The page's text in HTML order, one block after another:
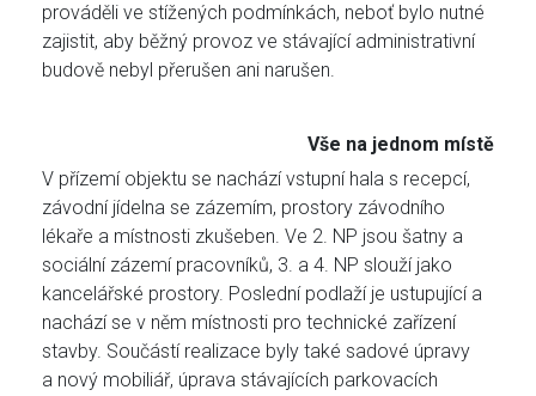
prováděli ve stížených podmínkách, neboť bylo nutné
zajistit, aby běžný provoz ve stávající administrativní
budově nebyl přerušen ani narušen.
Vše na jednom místě
V přízemí objektu se nachází vstupní hala s recepcí,
závodní jídelna se zázemím, prostory závodního
lékaře a místnosti zkušeben. Ve 2. NP jsou šatny a
sociální zázemí pracovníků, 3. a 4. NP slouží jako
kancelářské prostory. Poslední podlaží je ustupující a
nachází se v něm místnosti pro technické zařízení
stavby. Součástí realizace byly také sadové úpravy
a nový mobiliář, úprava stávajících parkovacích